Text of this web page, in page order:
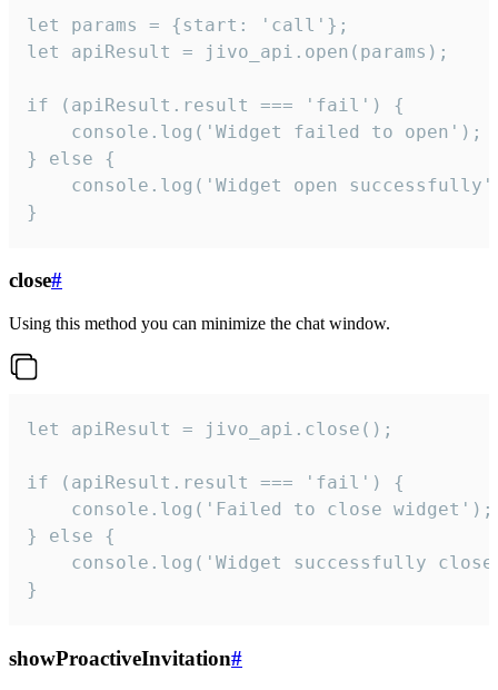
let params = {start: 'call'};
let apiResult = jivo_api.open(params);
if (apiResult.result === 'fail') {
    console.log('Widget failed to open');
} else {
console.log('Widget open
}
close#
Using this method you can minimize the chat window.
let apiResult = jivo_api.close();
if (apiResult.result === 'fail') {
    console.log('Failed to close widget');
} else {
console.log('Widget successfully
}
showProactiveInvitation#